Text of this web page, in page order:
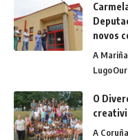
novos
A
Lugo
O
A Coruña